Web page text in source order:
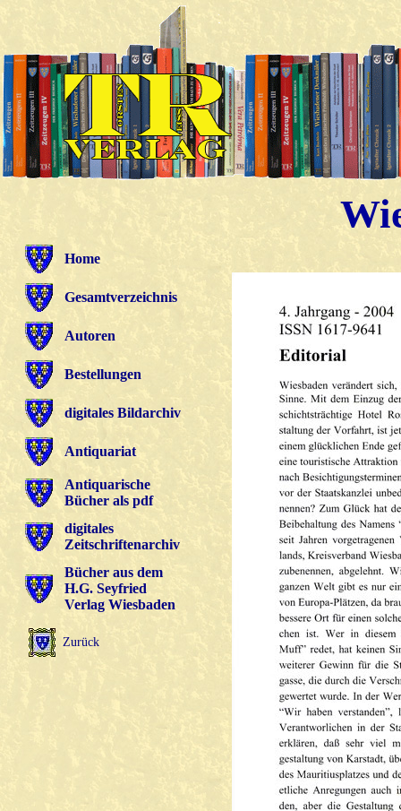
Home
Gesamtverzeichnis
Autoren
Bestellungen
digitales Bildarchiv
Antiquariat
Antiquarische
Bücher als pdf
digitales
Zeitschriftenarchiv
Bücher aus dem
H.G. Seyfried
Verlag Wiesbaden
Zurück